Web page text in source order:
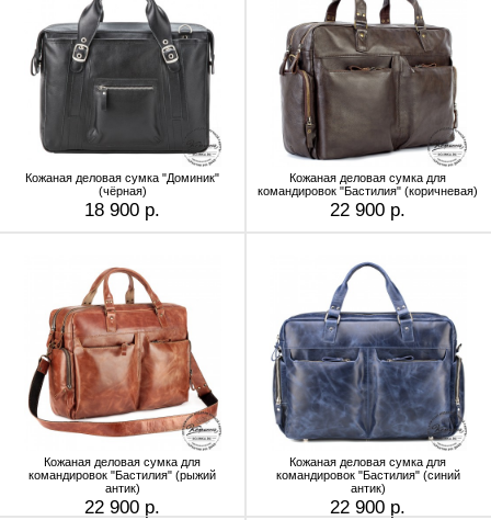
Кожаная деловая сумка "Доминик"
(чёрная)
18 900 р.
Кожаная деловая сумка для
командировок "Бастилия" (коричневая)
22 900 р.
Кожаная деловая сумка для
командировок "Бастилия" (рыжий
антик)
22 900 р.
Кожаная деловая сумка для
командировок "Бастилия" (синий
антик)
22 900 р.